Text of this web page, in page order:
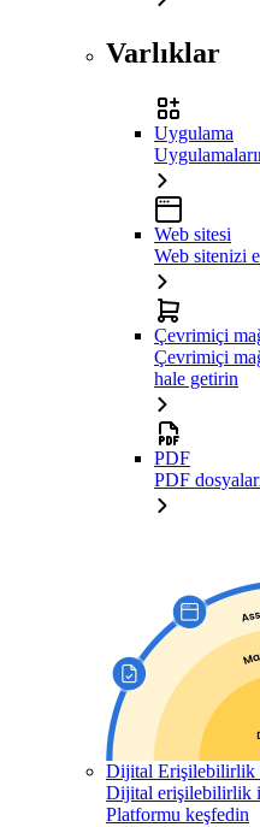
Varlıklar
Uygulama
Web sitesi
Web sitenizi
Çevrimiçi
Çevrimiçi
hale getirin
PDF
PDF
Dijital Erişilebilirlik
Dijital erişilebilirlik
Platformu keşfedin